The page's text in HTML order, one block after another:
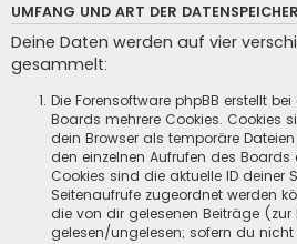
UMFANG UND ART DER
Deine Daten werden auf vier
gesammelt:
Die Forensoftware phpBB erstellt
Boards mehrere Cookies. Cookies
dein Browser als temporäre
den einzelnen Aufrufen des Boards
Cookies sind die aktuelle ID
Seitenaufrufe zugeordnet werden
die von dir gelesenen Beiträge (zur
gelesen/ungelesen; sofern du